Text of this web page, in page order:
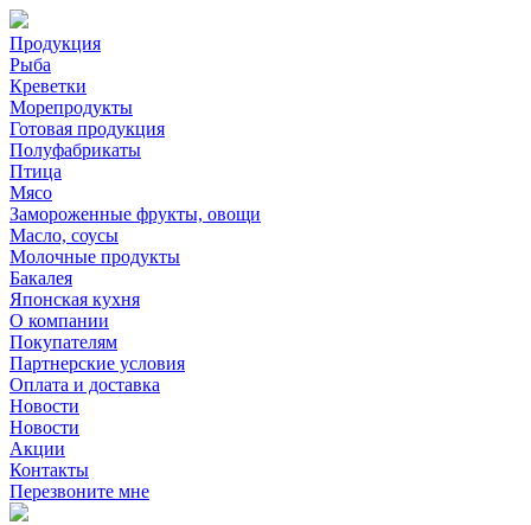
Продукция
Рыба
Креветки
Морепродукты
Готовая продукция
Полуфабрикаты
Птица
Мясо
Замороженные фрукты, овощи
Масло, соусы
Молочные продукты
Бакалея
Японская кухня
О компании
Покупателям
Партнерские условия
Оплата и доставка
Новости
Новости
Акции
Контакты
Перезвоните мне